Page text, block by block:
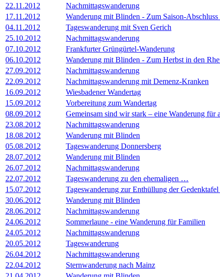
22.11.2012
Nachmittagswanderung
17.11.2012
Wanderung mit Blinden - Zum Saison-
04.11.2012
Tageswanderung mit Sven Gerich
25.10.2012
Nachmittagswanderung
07.10.2012
Frankfurter Grüngürtel-Wanderung
06.10.2012
Wanderung mit Blinden - Zum Herbst in den
27.09.2012
Nachmittagswanderung
22.09.2012
Nachmittagswanderung mit Demenz-Kranken
16.09.2012
Wiesbadener Wandertag
15.09.2012
Vorbereitung zum Wandertag
08.09.2012
Gemeinsam sind wir stark – eine Wanderung für
23.08.2012
Nachmittagswanderung
18.08.2012
Wanderung mit Blinden
05.08.2012
Tageswanderung Donnersberg
28.07.2012
Wanderung mit Blinden
26.07.2012
Nachmittagswanderung
22.07.2012
Tageswanderung zu den ehemaligen …
15.07.2012
Tageswanderung zur Enthüllung der
30.06.2012
Wanderung mit Blinden
28.06.2012
Nachmittagswanderung
24.06.2012
Sommerlaune - eine Wanderung für Familien
24.05.2012
Nachmittagswanderung
20.05.2012
Tageswanderung
26.04.2012
Nachmittagswanderung
22.04.2012
Sternwanderung nach Mainz